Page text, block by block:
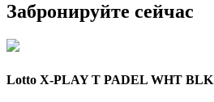
Забронируйте сейчас
Lotto X-PLAY T PADEL WHT BLK